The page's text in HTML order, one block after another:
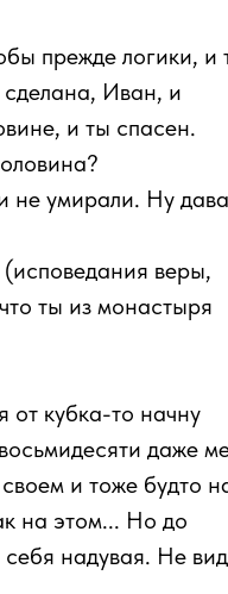
прежде логики, и
сделана, Иван, и
и ты спасен.
не умирали. Ну
веры,
ты из монастыря
от кубка-то начну
даже
и тоже будто
на этом... Но до
надувая. Не